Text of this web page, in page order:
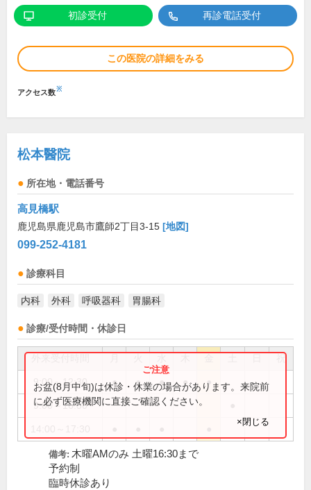
初診受付 再診電話受付
この医院の詳細をみる
アクセス数※
松本醫院
所在地・電話番号
高見橋駅
鹿児島県鹿児島市鷹師2丁目3-15 [地図]
099-252-4181
診療科目
内科 外科 呼吸器科 胃腸科
診療/受付時間・休診日
祝
9:00～12:30 ● ● ● ● ●
9:00～16:30
お盆(8月中旬)は休診・休業の場合があります。来院前
に必ず医療機関に直接ご確認ください。
×閉じる
備考: 木曜AMのみ 土曜16:30まで
予約制
臨時休診あり